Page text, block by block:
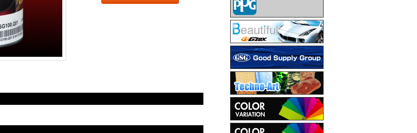
PPG
G'ZOX
GSG
Techno-Art
カラーバリエーション
カラーバリエーション